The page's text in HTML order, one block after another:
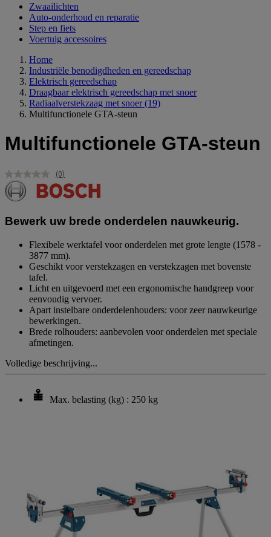
Zwaailichten
Auto-onderhoud en reparatie
Step en fiets
Voertuig accessoires
Home
Industriële benodigdheden en gereedschap
Elektrisch gereedschap
Draagbaar elektrisch gereedschap met snoer
Radiaalverstekzaag met snoer (19)
Multifunctionele GTA-steun
Multifunctionele GTA-steun
Geen
scorewaarde.
Dezelfde
(0)
Bewerk uw brede onderdelen nauwkeurig.
Flexibele werktafel voor onderdelen met grote lengte (1578 -
3877 mm).
Geschikt voor verstekzagen en verstekzagen met bovenste
tafel.
Licht en uitgevoerd met een ergonomische handgreep voor
eenvoudig vervoer.
Apart instelbare onderdelenhouders: voor zeer nauwkeurige
bewerkingen.
Brede rolhouders: aanbevolen voor onderdelen met speciale
afmetingen.
Volledige beschrijving...
Max. belasting (kg) : 250 kg